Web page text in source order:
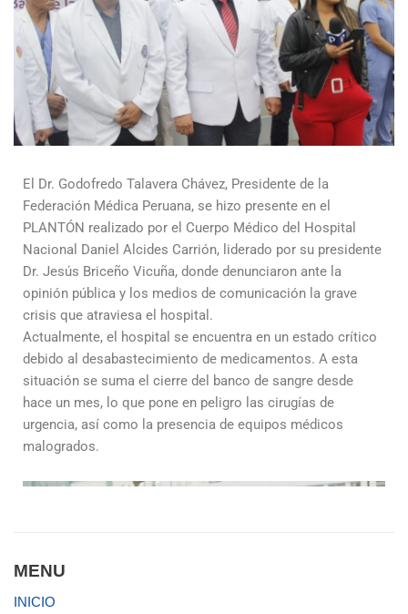
El Dr. Godofredo Talavera Chávez, Presidente de la
Federación Médica Peruana, se hizo presente en el
PLANTÓN realizado por el Cuerpo Médico del Hospital
Nacional Daniel Alcides Carrión, liderado por su presidente
Dr. Jesús Briceño Vicuña, donde denunciaron ante la
opinión pública y los medios de comunicación la grave
crisis que atraviesa el hospital.
Actualmente, el hospital se encuentra en un estado crítico
debido al desabastecimiento de medicamentos. A esta
situación se suma el cierre del banco de sangre desde
hace un mes, lo que pone en peligro las cirugías de
urgencia, así como la presencia de equipos médicos
malogrados.
MENU
INICIO